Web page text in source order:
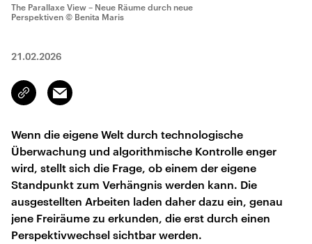
The Parallaxe View – Neue Räume durch neue
Perspektiven © Benita Maris
21.02.2026
Link
kopieren/teilen
Email
Wenn die eigene Welt durch technologische
Überwachung und algorithmische Kontrolle enger
wird, stellt sich die Frage, ob einem der eigene
Standpunkt zum Verhängnis werden kann. Die
ausgestellten Arbeiten laden daher dazu ein, genau
jene Freiräume zu erkunden, die erst durch einen
Perspektivwechsel sichtbar werden.